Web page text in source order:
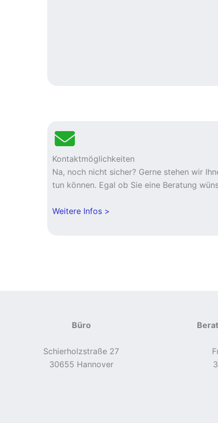
Kontaktmöglichkeiten
Na, noch nicht sicher? Gerne stehen wir
tun können. Egal ob Sie eine Beratung
Weitere Infos >
Büro
Schierholzstraße 27
30655 Hannover